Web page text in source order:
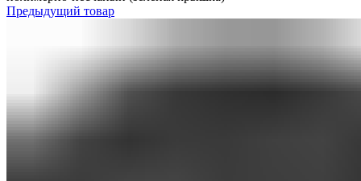
Предыдущий товар